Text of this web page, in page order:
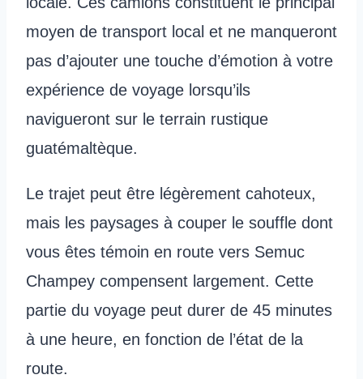
moyen de transport local et ne manqueront
pas d’ajouter une touche d’émotion à votre
expérience de voyage lorsqu’ils
navigueront sur le terrain rustique
guatémaltèque.
Le trajet peut être légèrement cahoteux,
mais les paysages à couper le souffle dont
vous êtes témoin en route vers Semuc
Champey compensent largement. Cette
partie du voyage peut durer de 45 minutes
à une heure, en fonction de l’état de la
route.